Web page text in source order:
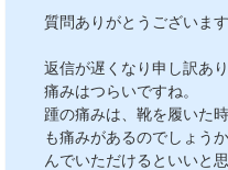
質問ありがとうございます
返信が遅くなり申し訳あり
痛みはつらいですね。
踵の痛みは、靴を履いた
も痛みがあるのでしょう
んでいただけるといいと